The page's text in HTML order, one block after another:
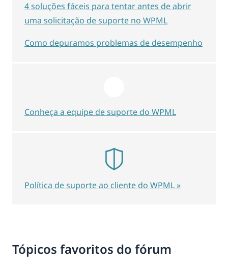
Tópicos favoritos do fórum
4 soluções fáceis para tentar antes de abrir
uma solicitação de suporte no WPML
Como depuramos problemas de desempenho
Conheça a equipe de suporte do WPML
Política de suporte ao cliente do WPML »